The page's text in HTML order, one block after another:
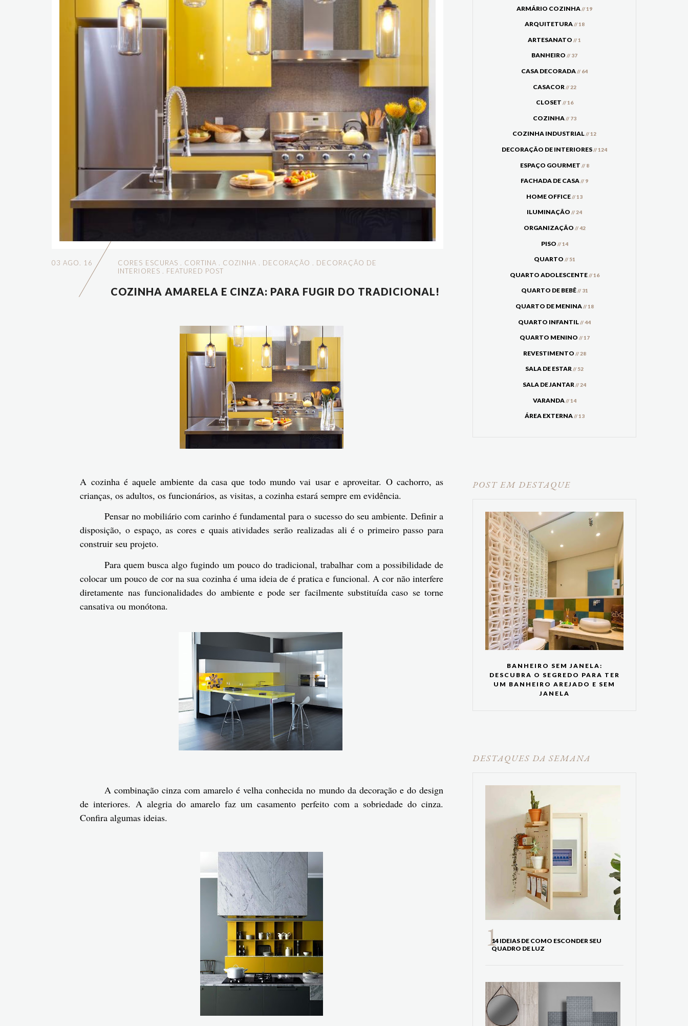
03 AGO. 16 CORES ESCURAS CORTINA COZINHA DECORAÇÃO
DECORAÇÃO DE
INTERIORES
FEATURED POST
COZINHA AMARELA E CINZA: PARA FUGIR DO TRADICIONAL!
A cozinha é aquele ambiente da casa que todo mundo vai usar e aproveitar. O cachorro, as
crianças, os adultos, os funcionários, as visitas, a cozinha estará sempre em evidência.
Pensar no mobiliário com carinho é fundamental para o sucesso do seu ambiente. Definir a
disposição, o espaço, as cores e quais atividades serão realizadas ali é o primeiro passo para
construir seu projeto.
Para quem busca algo fugindo um pouco do tradicional, trabalhar com a possibilidade de
colocar um pouco de cor na sua cozinha é uma ideia de é pratica e funcional. A cor não interfere
diretamente nas funcionalidades do ambiente e pode ser facilmente substituída caso se torne
cansativa ou monótona.
A combinação cinza com amarelo é velha conhecida no mundo da decoração e do design
de interiores. A alegria do amarelo faz um casamento perfeito com a sobriedade do cinza.
Confira algumas ideias.
ARMÁRIO COZINHA// 19
ARQUITETURA// 18
ARTESANATO// 1
BANHEIRO// 37
CASA DECORADA// 64
CASACOR // 22
CLOSET // 16
COZINHA// 73
COZINHA INDUSTRIAL// 12
DECORAÇÃO DE INTERIORES// 124
ESPAÇO GOURMET // 8
FACHADA DE CASA// 9
HOME OFFICE// 13
ILUMINAÇÃO// 24
ORGANIZAÇÃO // 42
PISO // 14
QUARTO // 51
QUARTO ADOLESCENTE// 16
QUARTO DE BEBÊ// 31
QUARTO DE MENINA// 18
QUARTO INFANTIL// 44
QUARTO MENINO // 17
REVESTIMENTO // 28
SALA DE ESTAR// 52
SALA DE JANTAR// 24
VARANDA// 14
ÁREA EXTERNA// 13
POST EM DESTAQUE
BANHEIRO SEM JANELA:
DESCUBRA O SEGREDO PARA TER
UM BANHEIRO AREJADO E SEM
JANELA
DESTAQUES DA SEMANA
14 IDEIAS DE COMO ESCONDER SEU
QUADRO DE LUZ